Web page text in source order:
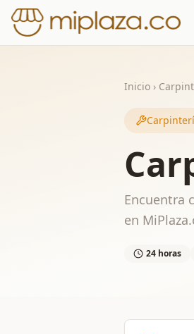
Inicio ›
Encuentra
en
24 horas